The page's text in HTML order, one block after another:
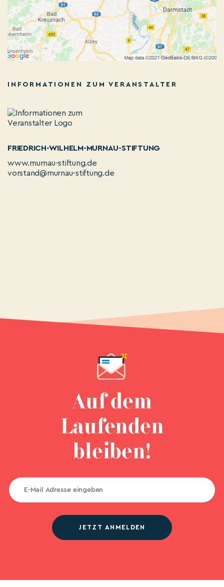
INFORMATIONEN ZUM VERANSTALTER
FRIEDRICH-WILHELM-MURNAU-STIFTUNG
www.murnau-stiftung.de
vorstand@murnau-stiftung.de
Auf dem
Laufenden
bleiben!
JETZT ANMELDEN